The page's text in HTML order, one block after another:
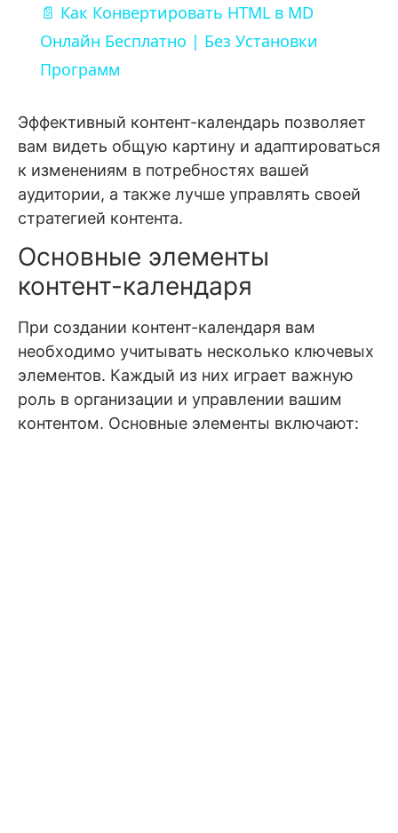
📄 Как Конвертировать HTML в MD
Онлайн Бесплатно | Без Установки
Программ
Эффективный контент-календарь позволяет
вам видеть общую картину и адаптироваться
к изменениям в потребностях вашей
аудитории, а также лучше управлять своей
стратегией контента.
Основные элементы
контент-календаря
При создании контент-календаря вам
необходимо учитывать несколько ключевых
элементов. Каждый из них играет важную
роль в организации и управлении вашим
контентом. Основные элементы включают: